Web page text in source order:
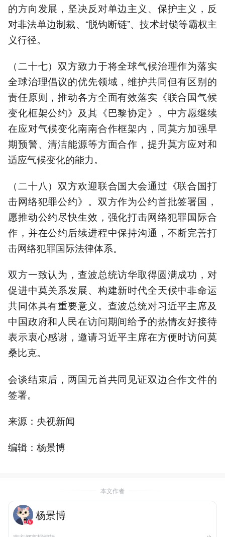
的方向发展，坚决反对单边主义、保护主义，反
对非法单边制裁、“脱钩断链”、技术封锁等霸权主
义行径。
（二十七）双方致力于将全球气候治理作为落实
全球治理倡议的优先领域，维护共同但有区别的
责任原则，推动各方全面有效落实《联合国气候
变化框架公约》及其《巴黎协定》。中方愿继续
在应对气候变化南南合作框架内，同莫方加强早
期预警、清洁能源等方面合作，提升莫方应对和
适应气候变化的能力。
（二十八）双方欢迎联合国大会通过《联合国打
击网络犯罪公约》。双方作为公约首批签署国，
愿推动公约尽快生效，强化打击网络犯罪国际合
作，并在公约后续进程中保持沟通，不断完善打
击网络犯罪国际法律体系。
双方一致认为，查波总统访华取得圆满成功，对
促进中莫关系发展、构建新时代全天候中非命运
共同体具有重要意义。查波总统对习近平主席及
中国政府和人民在访问期间给予的热情友好接待
表示衷心感谢，邀请习近平主席在方便时访问莫
桑比克。
会谈结束后，两国元首共同见证双边合作文件的
签署。
来源：央视新闻
编辑：杨景博
本文作者
杨景博